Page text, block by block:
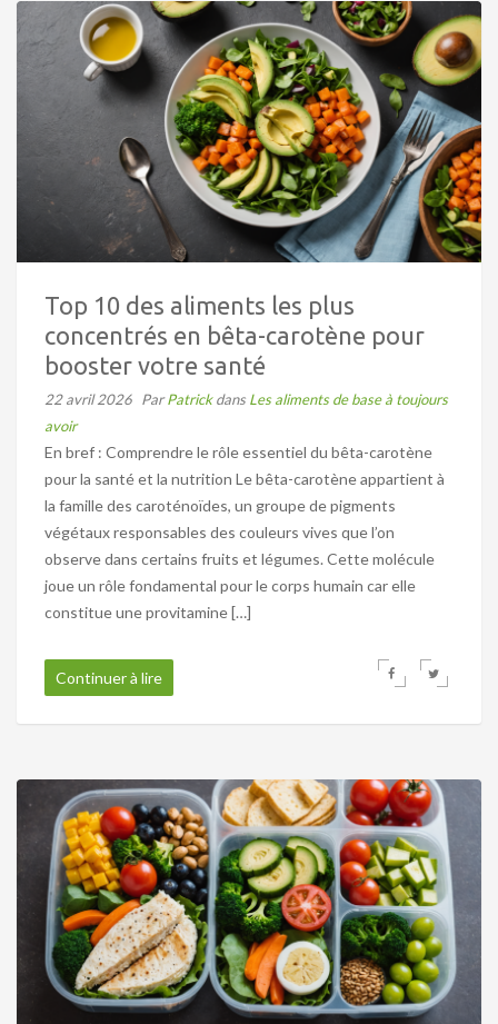
Top 10 des aliments les plus
concentrés en bêta-carotène pour
booster votre santé
22 avril 2026 ParPatrickdans Les aliments de base à toujours
avoir
En bref : Comprendre le rôle essentiel du bêta-carotène
pour la santé et la nutrition Le bêta-carotène appartient à
la famille des caroténoïdes, un groupe de pigments
végétaux responsables des couleurs vives que l’on
observe dans certains fruits et légumes. Cette molécule
joue un rôle fondamental pour le corps humain car elle
constitue une provitamine […]
Continuer à lire